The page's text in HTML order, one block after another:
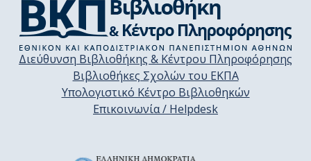
Διεύθυνση Βιβλιοθήκης & Κέντρου Πληροφόρησης
Βιβλιοθήκες Σχολών του ΕΚΠΑ
Υπολογιστικό Κέντρο Βιβλιοθηκών
Επικοινωνία / Helpdesk